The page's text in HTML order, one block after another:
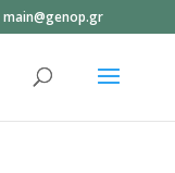
main@genop.gr